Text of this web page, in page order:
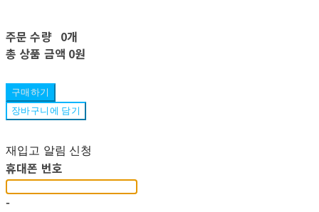
주문 수량 0개
총 상품 금액 0원
구매하기
장바구니에 담기
재입고 알림 신청
휴대폰 번호
-